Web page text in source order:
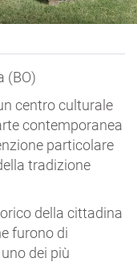
(BO)
centro culturale
contemporanea
particolare
tradizione
della cittadina
furono di
uno dei più